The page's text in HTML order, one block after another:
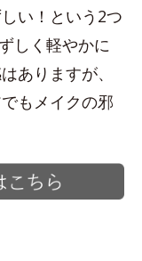
い！という2つ
しく軽やかに
ありますが、
もメイクの邪